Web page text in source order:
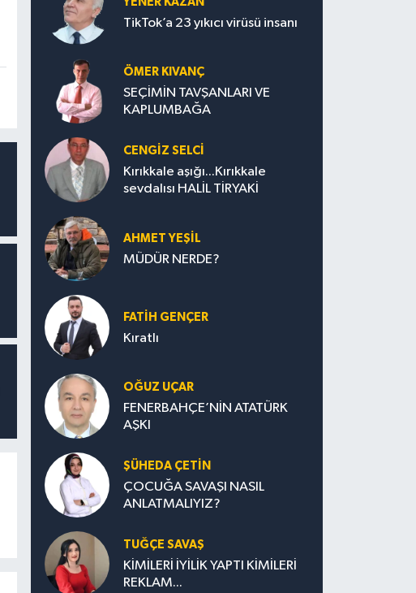
TikTok’a 23 yıkıcı virüsü insanı
ÖMER KIVANÇ
SEÇİMİN TAVŞANLARI VE
KAPLUMBAĞA
CENGİZ SELCİ
Kırıkkale aşığı...Kırıkkale
sevdalısı HALİL TİRYAKİ
AHMET YEŞİL
MÜDÜR NERDE?
FATIH GENÇER
Kıratlı
OĞUZ UÇAR
FENERBAHÇE’NİN ATATÜRK
AŞKI
ŞÜHEDA ÇETİN
ÇOCUĞA SAVAŞI NASIL
ANLATMALIYIZ?
TUĞÇE SAVAŞ
KİMİLERİ İYİLİK YAPTI KİMİLERİ
REKLAM...